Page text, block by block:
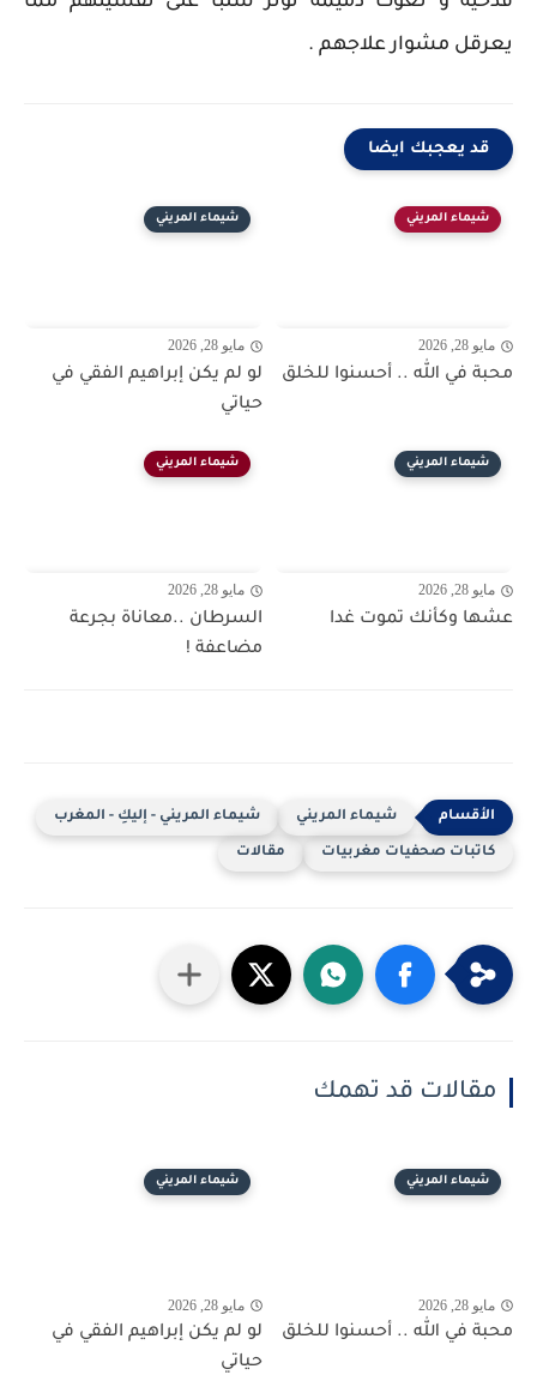
يعرقل مشوار علاجهم .
قد يعجبك ايضا
شيماء المريني
مايو 28, 2026
محبة في الله .. أحسنوا للخلق
شيماء المريني
مايو 28, 2026
لو لم يكن إبراهيم الفقي في
حياتي
شيماء المريني
مايو 28, 2026
عشها وكأنك تموت غدا
شيماء المريني
مايو 28, 2026
السرطان ..معاناة بجرعة
مضاعفة !
شيماء المريني شيماء المريني - إليكِ - المغرب
كاتبات صحفيات مغربيات مقالات
مقالات قد تهمك
شيماء المريني
مايو 28, 2026
محبة في الله .. أحسنوا للخلق
شيماء المريني
مايو 28, 2026
لو لم يكن إبراهيم الفقي في
حياتي